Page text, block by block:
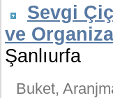
Sevgi
ve
Şanlıurfa
Buket,